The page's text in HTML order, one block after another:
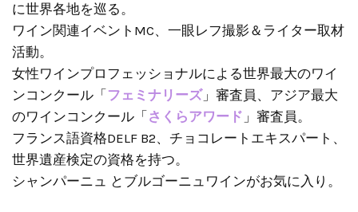
に世界各地を巡る。
ワイン関連イベントMC、一眼レフ撮影＆ライター取材
活動。
女性ワインプロフェッショナルによる世界最大のワイ
ンコンクール「 フェミナリーズ」審査員、アジア最大
のワインコンクール「 さくらアワード 」審査員。
フランス語資格DELF B2、チョコレートエキスパート、
世界遺産検定の資格を持つ。
シャンパーニュ とブルゴーニュワインがお気に入り。